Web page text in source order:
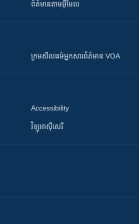
ព័ត៌មាន​តាម​អ៊ីមែល
ក្រម​​​សីលធម៌​​​អ្នក​​​សារព័ត៌មាន VOA
Accessibility
វិទ្យុ​អាស៊ី​សេរី